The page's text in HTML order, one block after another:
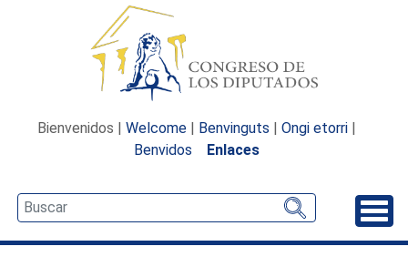
Bienvenidos | Welcome | Benvinguts | Ongi etorri |
Benvidos
Enlaces